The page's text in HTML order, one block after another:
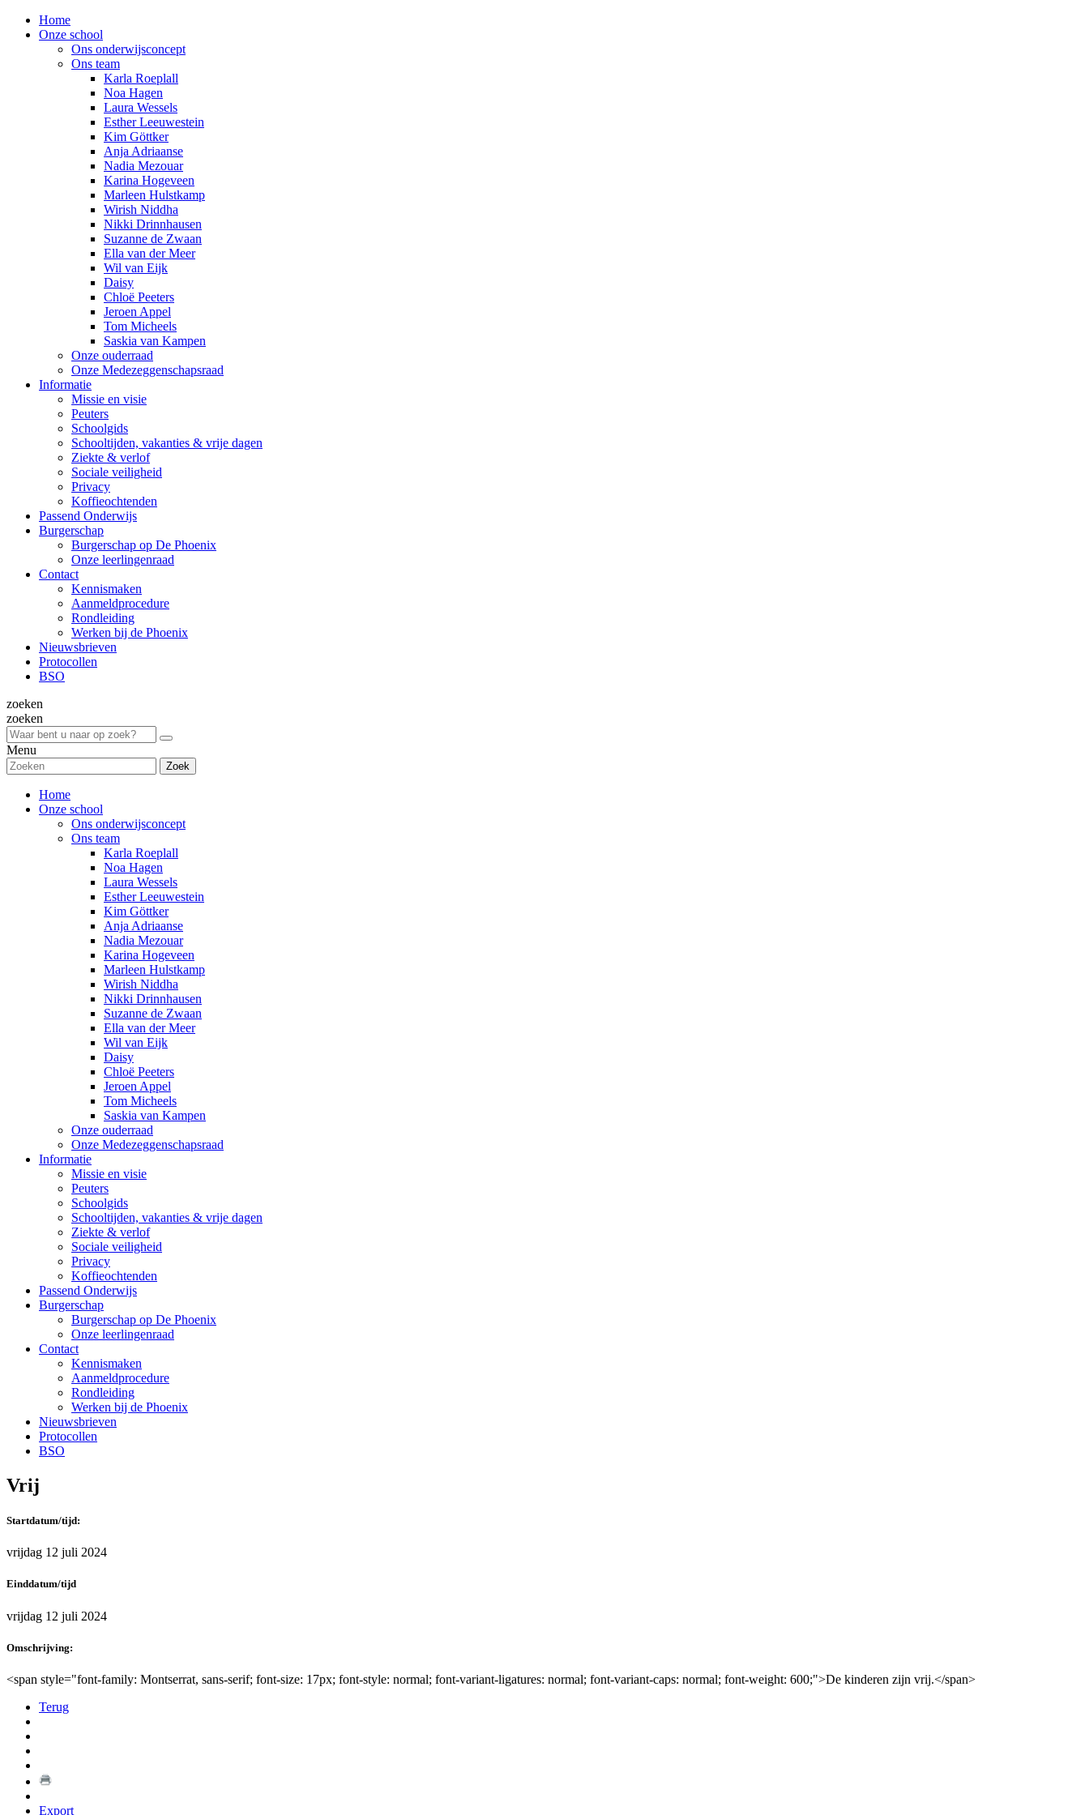
Home
Onze school
Ons onderwijsconcept
Ons team
Karla Roeplall
Noa Hagen
Laura Wessels
Esther Leeuwestein
Kim Göttker
Anja Adriaanse
Nadia Mezouar
Karina Hogeveen
Marleen Hulstkamp
Wirish Niddha
Nikki Drinnhausen
Suzanne de Zwaan
Ella van der Meer
Wil van Eijk
Daisy
Chloë Peeters
Jeroen Appel
Tom Micheels
Saskia van Kampen
Onze ouderraad
Onze Medezeggenschapsraad
Informatie
Missie en visie
Peuters
Schoolgids
Schooltijden, vakanties & vrije dagen
Ziekte & verlof
Sociale veiligheid
Privacy
Koffieochtenden
Passend Onderwijs
Burgerschap
Burgerschap op De Phoenix
Onze leerlingenraad
Contact
Kennismaken
Aanmeldprocedure
Rondleiding
Werken bij de Phoenix
Nieuwsbrieven
Protocollen
BSO
zoeken
zoeken
Menu
Zoek
Home
Onze school
Ons onderwijsconcept
Ons team
Karla Roeplall
Noa Hagen
Laura Wessels
Esther Leeuwestein
Kim Göttker
Anja Adriaanse
Nadia Mezouar
Karina Hogeveen
Marleen Hulstkamp
Wirish Niddha
Nikki Drinnhausen
Suzanne de Zwaan
Ella van der Meer
Wil van Eijk
Daisy
Chloë Peeters
Jeroen Appel
Tom Micheels
Saskia van Kampen
Onze ouderraad
Onze Medezeggenschapsraad
Informatie
Missie en visie
Peuters
Schoolgids
Schooltijden, vakanties & vrije dagen
Ziekte & verlof
Sociale veiligheid
Privacy
Koffieochtenden
Passend Onderwijs
Burgerschap
Burgerschap op De Phoenix
Onze leerlingenraad
Contact
Kennismaken
Aanmeldprocedure
Rondleiding
Werken bij de Phoenix
Nieuwsbrieven
Protocollen
BSO
Vrij
Startdatum/tijd:
vrijdag 12 juli 2024
Einddatum/tijd
vrijdag 12 juli 2024
Omschrijving:
<span style="font-family: Montserrat, sans-serif; font-size: 17px; font-style: normal; font-variant-ligatures: normal; font-variant-caps: normal; font-weight: 600;">De kinderen zijn vrij.</span>
Terug
Export